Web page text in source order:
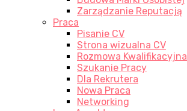
Zarządzanie Reputacją
Praca
Pisanie CV
Strona wizualna CV
Rozmowa Kwalifikacyjna
Szukanie Pracy
Dla Rekrutera
Nowa Praca
Networking